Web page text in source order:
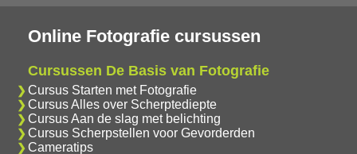
Online Fotografie cursussen
Cursussen De Basis van Fotografie
Cursus Starten met Fotografie
Cursus Alles over Scherptediepte
Cursus Aan de slag met belichting
Cursus Scherpstellen voor Gevorderden
Cameratips